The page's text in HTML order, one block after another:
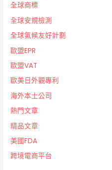
全球商標
全球安規檢測
全球氣候友好計劃
歐盟EPR
歐盟VAT
歐美日外觀專利
海外本土公司
熱門文章
精品文章
美國FDA
跨境電商平台